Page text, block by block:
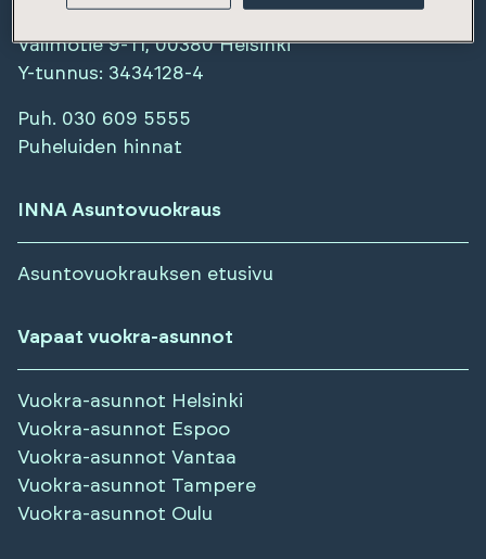
Valimotie 9-11, 00380 Helsinki
Y-tunnus: 3434128-4
Puh. 030 609 5555
Puheluiden hinnat
INNA Asuntovuokraus
Asuntovuokrauksen etusivu
Vapaat vuokra-asunnot
Vuokra-asunnot Helsinki
Vuokra-asunnot Espoo
Vuokra-asunnot Vantaa
Vuokra-asunnot Tampere
Vuokra-asunnot Oulu